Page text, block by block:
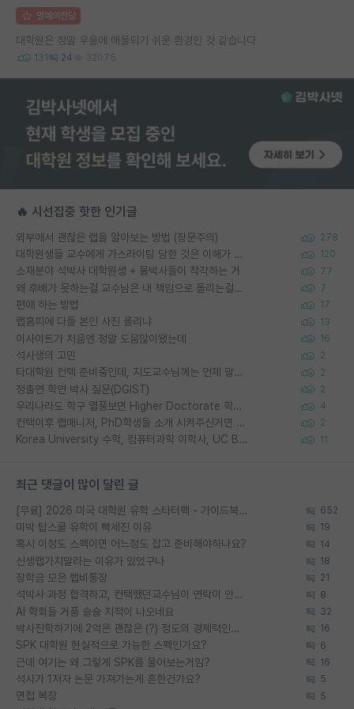
명예의전당
대학원은 정말 우울에 매몰되기 쉬운 환경인 것 같습니다
131 24 32075
🔥 시선집중 핫한 인기글
외부에서 괜찮은 랩을 알아보는 방법 (장문주의) 278
대학원생들 교수에게 가스라이팅 당한 것은 이해가 갑니다. 안타깝네요. 120
소재분야 석박사 대학원생 + 물박사들이 착각하는 거 77
왜 후배가 못하는걸 교수님은 내 책임으로 돌리는걸까요? 7
편애 하는 방법 17
랩홈피에 다들 본인 사진 올리냐 13
이사이트가 처음엔 정말 도움많이됐는데 16
석사생의 고민 2
타대학원 컨텍 준비중인데, 지도교수님께는 언제 말씀드려야 할까요? 2
정출연 학연 박사 질문(DGIST) 2
우리나라도 학구 열풍보면 Higher Doctorate 학위가 필요하다고 봅니다. 4
컨택이후 랩매니저, PhD학생들 소개 시켜주신거면 거의 컨펌에 가깝나요? 2
Korea University 수학, 컴퓨터과학 이학사, UC Berkeley 산업공학 대학원 공학박사가 되는 것은 쉽지 않겠죠? 11
최근 댓글이 많이 달린 글
[무료] 2026 미국 대학원 유학 스타터팩 - 가이드북 & 합격자 컨택메일 템플릿 652
미박 탑스쿨 유학이 빡세진 이유 19
혹시 이정도 스펙이면 어느정도 잡고 준비해야하나요? 14
신생랩가지말라는 이유가 있었구나 18
장학금 모은 랩비통장 21
석박사 과정 합격하고, 컨택했던교수님이 연락이 안됩니다... 8
AI 학회들 거품 슬슬 지적이 나오네요 32
박사진학하기에 2억은 괜찮은 (?) 정도의 경제력인가요 16
SPK 대학원 현실적으로 가능한 스펙인가요? 6
근데 여기는 왜 그렇게 SPK를 물어보는거임? 16
석사가 1저자 논문 가져가는게 흔한건가요? 5
면접 복장 5